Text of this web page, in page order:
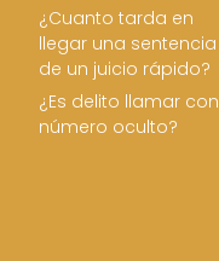
¿Cuanto tarda en
llegar una sentencia
de un juicio rápido?
¿Es delito llamar con
número oculto?